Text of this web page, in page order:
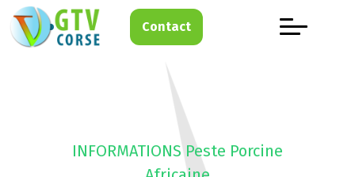
Contact
INFORMATIONS Peste Porcine